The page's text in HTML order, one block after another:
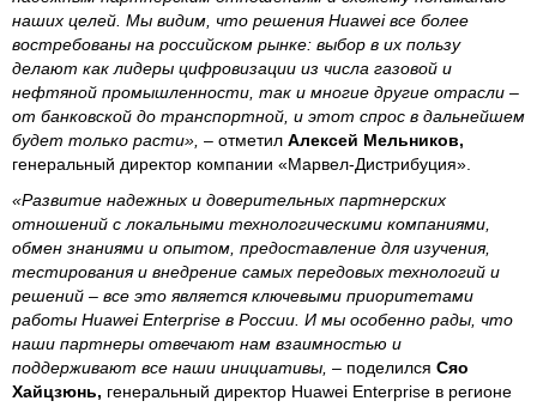
наших целей. Мы видим, что решения Huawei все более
востребованы на российском рынке: выбор в их пользу
делают как лидеры цифровизации из числа газовой и
нефтяной промышленности, так и многие другие отрасли –
от банковской до транспортной, и этот спрос в дальнейшем
будет только расти», – отметил Алексей Мельников,
генеральный директор компании «Марвел-Дистрибуция».
«Развитие надежных и доверительных партнерских
отношений с локальными технологическими компаниями,
обмен знаниями и опытом, предоставление для изучения,
тестирования и внедрение самых передовых технологий и
решений – все это является ключевыми приоритетами
работы Huawei Enterprise в России. И мы особенно рады, что
наши партнеры отвечают нам взаимностью и
поддерживают все наши инициативы, – поделился Сяо
Хайцзюнь, генеральный директор Huawei Enterprise в регионе